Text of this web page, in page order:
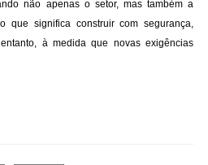
não apenas o setor, mas também a
que significa construir com segurança,
à medida que novas exigências